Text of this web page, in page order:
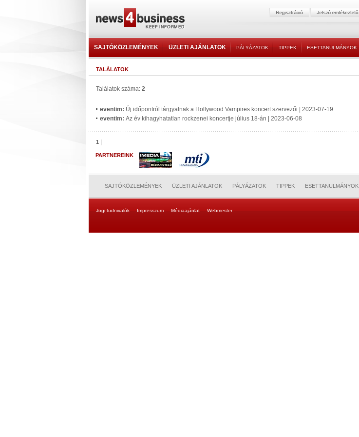
SAJTÓKÖZLEMÉNYEK ÜZLETI AJÁNLATOK PÁLYÁZATOK TIPPEK ESETTANULMÁNYOK
TALÁLATOK
Találatok száma: 2
eventim: Új időpontról tárgyalnak a Hollywood Vampires koncert szervezői | 2023-07-19
eventim: Az év kihagyhatatlan rockzenei koncertje július 18-án | 2023-06-08
1
PARTNEREINK
SAJTÓKÖZLEMÉNYEK ÜZLETI AJÁNLATOK PÁLYÁZATOK TIPPEK ESETTANULMÁNYOK
Jogi tudnivalók Impresszum Médiaajánlat Webmester